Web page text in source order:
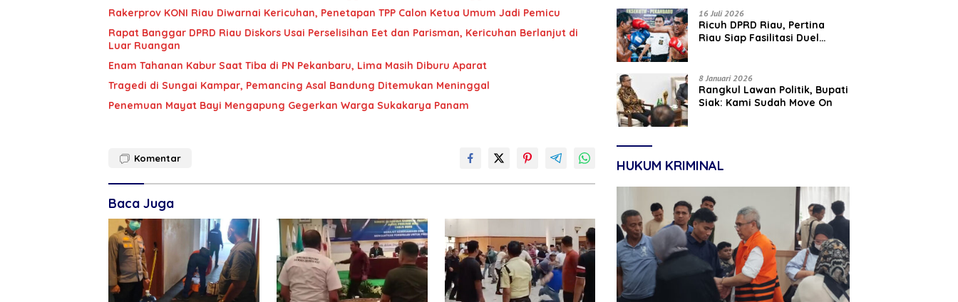
Rakerprov KONI Riau Diwarnai Kericuhan, Penetapan TPP Calon Ketua Umum Jadi Pemicu
Rapat Banggar DPRD Riau Diskors Usai Perselisihan Eet dan Parisman, Kericuhan Berlanjut di
Luar Ruangan
Enam Tahanan Kabur Saat Tiba di PN Pekanbaru, Lima Masih Diburu Aparat
Tragedi di Sungai Kampar, Pemancing Asal Bandung Ditemukan Meninggal
Penemuan Mayat Bayi Mengapung Gegerkan Warga Sukakarya Panam
Komentar
Baca Juga
16 Juli 2026
‎Ricuh DPRD Riau, Pertina
Riau Siap Fasilitasi Duel
8 Januari 2026
Rangkul Lawan Politik, Bupati
Siak: Kami Sudah Move On
HUKUM KRIMINAL